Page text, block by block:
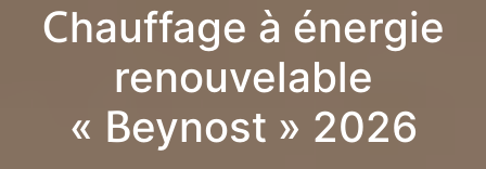
Chauffage à énergie
renouvelable
« Beynost » 2026